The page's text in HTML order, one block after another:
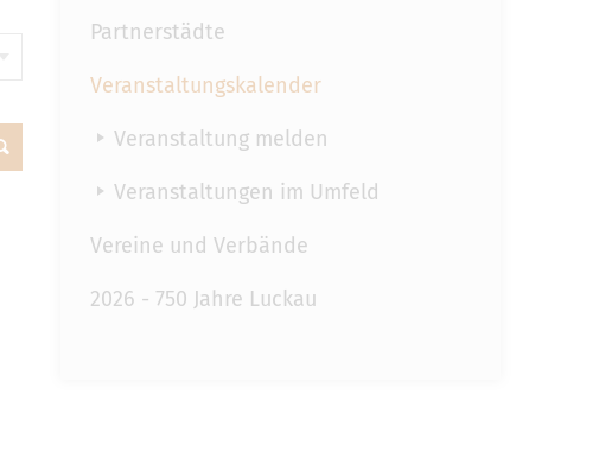
Partnerstädte
Veranstaltungskalender
Veranstaltung melden
Veranstaltungen im Umfeld
Vereine und Verbände
2026 - 750 Jahre Luckau